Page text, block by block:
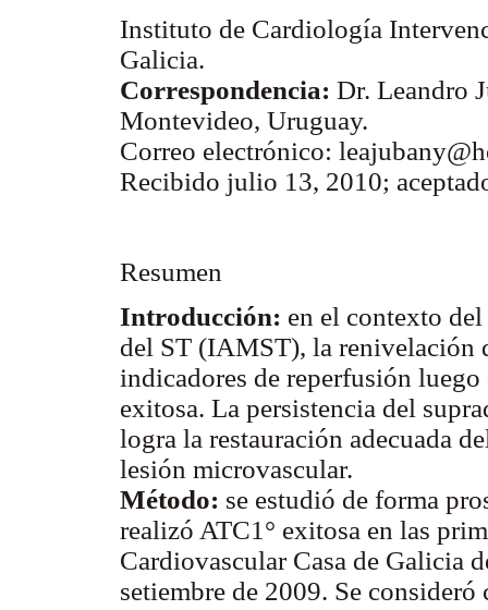
Instituto de Cardiología
Galicia.
Correspondencia: Dr. Leandro
Montevideo, Uruguay.
Correo electrónico:
Recibido julio 13, 2010;
Resumen
Introducción: en el contexto
del ST (IAMST), la renivelación
indicadores de reperfusión
exitosa. La persistencia del
logra la restauración adecuada
lesión microvascular.
Método: se estudió de forma
realizó ATC1° exitosa en las
Cardiovascular Casa de Galicia
setiembre de 2009. Se